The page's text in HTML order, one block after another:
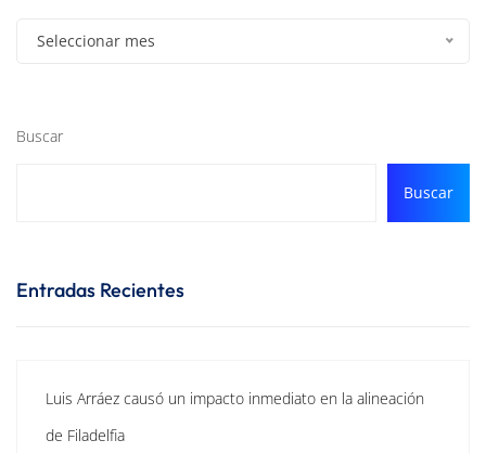
Seleccionar mes
Buscar
Buscar
Entradas Recientes
Luis Arráez causó un impacto inmediato en la alineación
de Filadelfia